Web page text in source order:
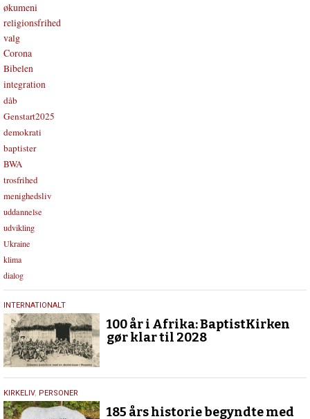
økumeni
religionsfrihed
valg
Corona
Bibelen
integration
dåb
Genstart2025
demokrati
baptister
BWA
trosfrihed
menighedsliv
uddannelse
udvikling
Ukraine
klima
dialog
20.
januar
2026
INTERNATIONALT
100 år i Afrika: BaptistKirken
gør klar til 2028
27.
oktober
KIRKELIV, PERSONER
185 års historie begyndte med